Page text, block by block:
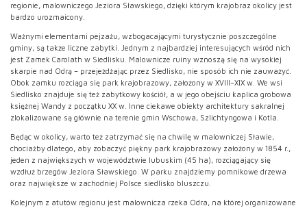
regionie, malowniczego Jeziora Sławskiego, dzięki którym krajobraz okolicy jest
bardzo urozmaicony.
Ważnymi elementami pejzażu, wzbogacającymi turystycznie poszczególne
gminy, są także liczne zabytki. Jednym z najbardziej interesujących wśród nich
jest Zamek Carolath w Siedlisku. Malownicze ruiny wznoszą się na wysokiej
skarpie nad Odrą – przejeżdżając przez Siedlisko, nie sposób ich nie zauważyć.
Obok zamku rozciąga się park krajobrazowy, założony w XVIII–XIX w. We wsi
Siedlisko znajduje się też zabytkowy kościół, a w jego obejściu kaplica grobowa
księżnej Wandy z początku XX w. Inne ciekawe obiekty architektury sakralnej
zlokalizowane są głównie na terenie gmin Wschowa, Szlichtyngowa i Kotla.
Będąc w okolicy, warto też zatrzymać się na chwilę w malowniczej Sławie,
chociażby dlatego, aby zobaczyć piękny park krajobrazowy założony w 1854 r.,
jeden z największych w województwie lubuskim (45 ha), rozciągający się
wzdłuż brzegów Jeziora Sławskiego. W parku znajdziemy pomnikowe drzewa
oraz największe w zachodniej Polsce siedlisko bluszczu.
Kolejnym z atutów regionu jest malownicza rzeka Odra, na której organizowane